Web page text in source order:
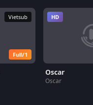
Vietsub
Full/1
HD
Oscar
Oscar